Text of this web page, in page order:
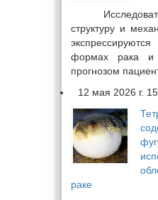
структуру и
формах рака и
прогнозом
12 мая 2026 г.
раке